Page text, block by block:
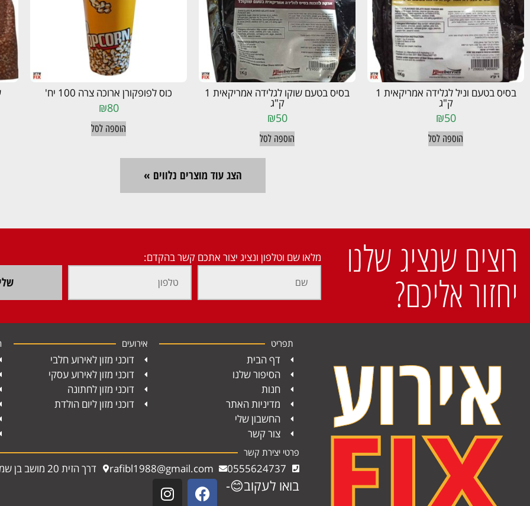
בסיס בטעם וניל לגלידה אמריקאית 1
ק"ג
₪50
הוספה לסל
בסיס בטעם שוקו לגלידה אמריקאית 1
ק"ג
₪50
הוספה לסל
כוס לפופקורן ארוכה צרה 100 יח'
₪80
הוספה לסל
הצג עוד מוצרים נלווים »
רוצים שנציג שלנו
יחזור אליכם?
מלאו שם וטלפון ונציג יצור אתכם קשר בהקדם:
תפריט
דף הבית
הסיפור שלנו
חנות
מדיניות האתר
החשבון שלי
צור קשר
אירועים
דוכני מזון לאירוע חלבי
דוכני מזון לאירוע עסקי
דוכני מזון לחתונה
דוכני מזון ליום הולדת
פרטי יצירת קשר
0555624737
rafibl1988@gmail.com דרך הזית 20 מושב בן שמן
בואו לעקוב😊-